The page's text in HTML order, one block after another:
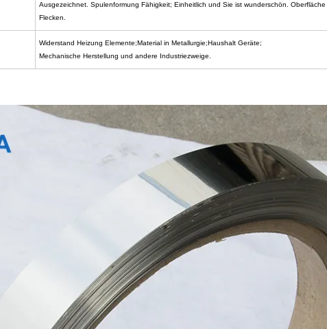
Ausgezeichnet. Spulenformung Fähigkeit; Einheitlich und Sie ist wunderschön. Oberfläche
Flecken.
Widerstand Heizung Elemente;Material in Metallurgie;Haushalt Geräte;
Mechanische Herstellung und andere Industriezweige.